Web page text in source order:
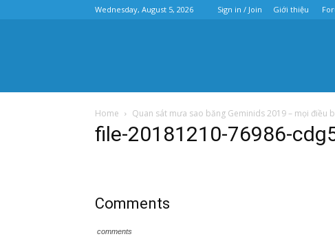
Wednesday, August 5, 2026 Sign in / Join Giới thiệu
Home Quan sát mưa sao băng Geminids 2019 – mọi điều
file-20181210-76986-
Comments
comments